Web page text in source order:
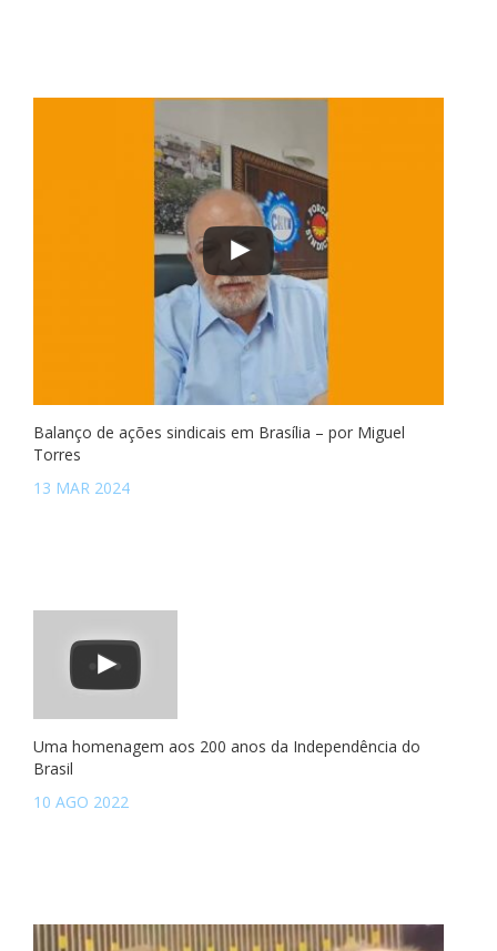
Balanço de ações sindicais em Brasília – por Miguel
Torres
13 MAR 2024
Uma homenagem aos 200 anos da Independência do
Brasil
10 AGO 2022